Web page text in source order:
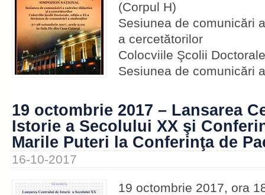
(Corpul H)
Sesiunea de comunicări
a cercetătorilor
Colocviile Şcolii
Sesiunea de comunicări
19 octombrie 2017 – Lansarea
Istorie a Secolului XX şi
Marile Puteri la Conferinţa de
16-10-2017
19 octombrie 2017, ora